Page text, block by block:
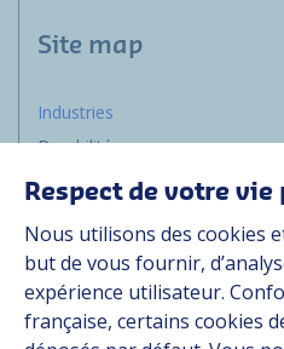
Site map
Industries
Durabilité
Média
Groupe
Fournisseurs
Documentation
Respect de votre vie
Nous utilisons des cookies
but de vous fournir,
expérience utilisateur.
française, certains cookies